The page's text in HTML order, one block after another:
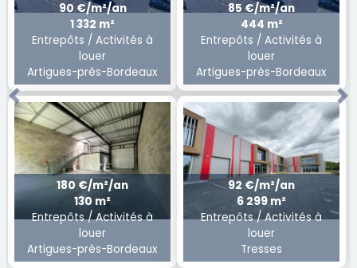
90 €/m²/an
1 332 m²
Entrepôts / Activités à
louer
Artigues-près-Bordeaux
85 €/m²/an
444 m²
Entrepôts / Activités à
louer
Artigues-près-Bordeaux
180 €/m²/an
130 m²
Entrepôts / Activités à
louer
Artigues-près-Bordeaux
92 €/m²/an
6 299 m²
Entrepôts / Activités à
louer
Tresses
Previous